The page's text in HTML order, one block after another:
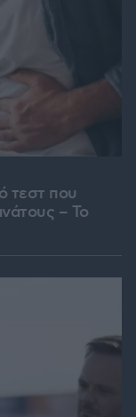
τεστ που
– Το